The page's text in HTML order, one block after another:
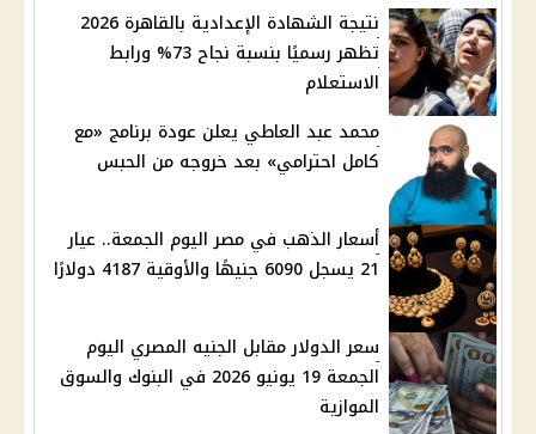
نتيجة الشهادة الإعدادية بالقاهرة 2026
تظهر رسميًا بنسبة نجاح 73% ورابط
الاستعلام
محمد عبد العاطي يعلن عودة برنامج «مع
كامل احترامي» بعد خروجه من الحبس
أسعار الذهب في مصر اليوم الجمعة.. عيار
21 يسجل 6090 جنيهًا والأوقية 4187 دولارًا
سعر الدولار مقابل الجنيه المصري اليوم
الجمعة 19 يونيو 2026 في البنوك والسوق
الموازية